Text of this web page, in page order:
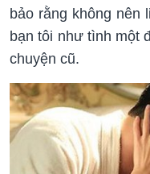
bảo rằng không nên
bạn tôi như tình một
chuyện cũ.